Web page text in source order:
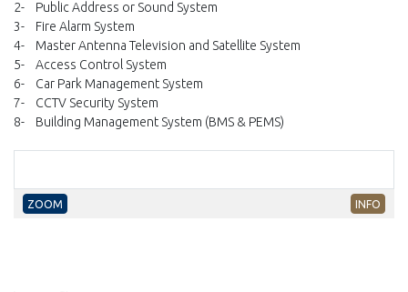
2- Public Address or Sound System
3- Fire Alarm System
4- Master Antenna Television and Satellite System
5- Access Control System
6- Car Park Management System
7- CCTV Security System
8- Building Management System (BMS & PEMS)
ZOOM INFO